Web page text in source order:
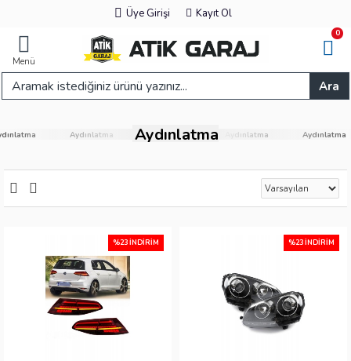
Üye Girişi Kayıt Ol
Menü
0
Ara
Aydınlatma Aydınlatma Aydınlatma Aydınlatma
Aydınlatma
%23 İNDIRIM %23 İNDIRIM